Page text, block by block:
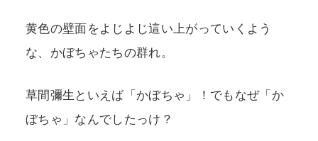
黄色の壁面をよじよじ這い上がっていくよう
な、かぼちゃたちの群れ。
草間彌生といえば「かぼちゃ」！でもなぜ「か
ぼちゃ」なんでしたっけ？